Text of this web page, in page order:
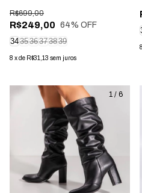
R$249,00
R$699,00
64% OFF
343536373839
8 xde R$31,13 sem juros
8
1 / 6